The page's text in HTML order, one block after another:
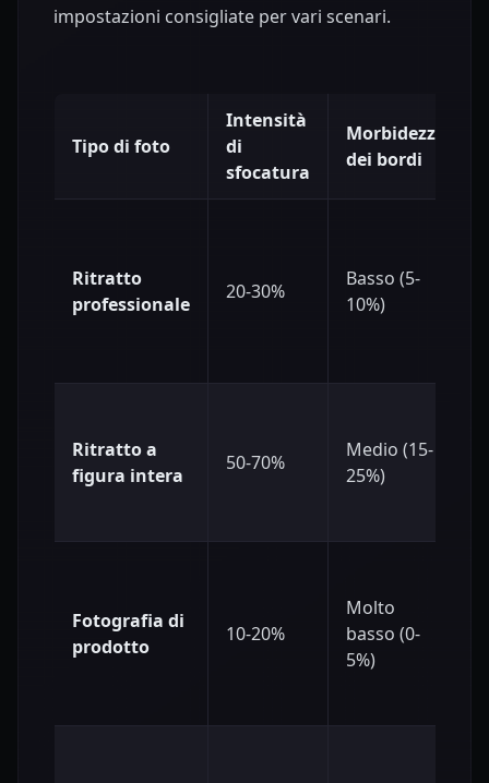
impostazioni consigliate per vari scenari.
Tipo di foto
Intensità
di
sfocatura
Morbidezza
dei bordi
Ritratto
professionale
20-30%
Basso (5-
10%)
Ritratto a
figura intera
50-70%
Medio (15-
25%)
Fotografia di
prodotto
10-20%
Molto
basso (0-
5%)